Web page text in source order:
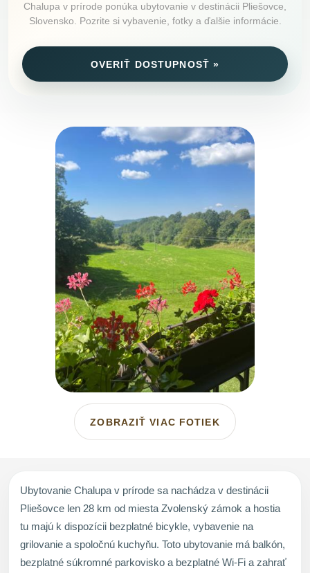
Chalupa v prírode ponúka ubytovanie v destinácii Pliešovce,
Slovensko. Pozrite si vybavenie, fotky a ďalšie informácie.
OVERIŤ DOSTUPNOSŤ »
ZOBRAZIŤ VIAC FOTIEK
Ubytovanie Chalupa v prírode sa nachádza v destinácii
Pliešovce len 28 km od miesta Zvolenský zámok a hostia
tu majú k dispozícii bezplatné bicykle, vybavenie na
grilovanie a spoločnú kuchyňu. Toto ubytovanie má balkón,
bezplatné súkromné parkovisko a bezplatné Wi-Fi a zahrať